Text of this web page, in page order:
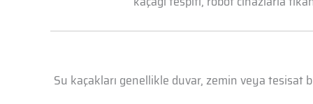
Su kaçakları genellikle duvar, zemin veya tesisat